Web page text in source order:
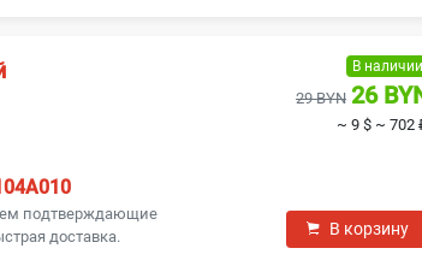
подтверждающие
доставка.
В наличии
29 BYN 26
~ 9 $ ~ 702
В корзину